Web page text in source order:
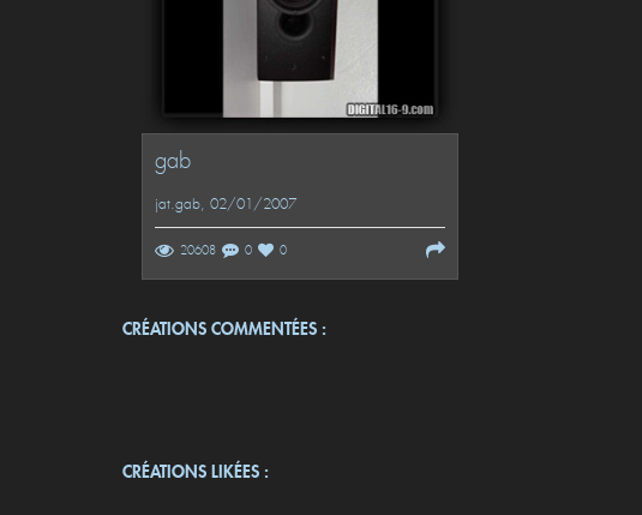
gab
jat.gab, 02/01/2007
20608 0 0
CRÉATIONS COMMENTÉES :
CRÉATIONS LIKÉES :